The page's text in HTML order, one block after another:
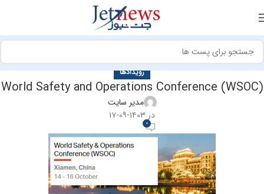
رویدادها
World Safety and Operations Conference (WSOC)
مدیر سایت
در ۱۴۰۳-۰۹-۱۷
0